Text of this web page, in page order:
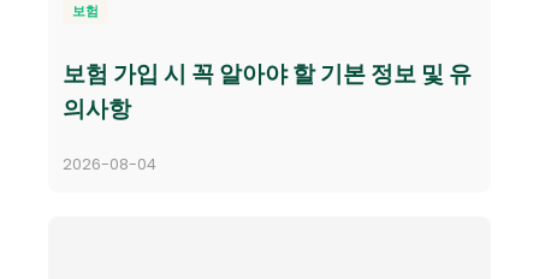
보험
보험 가입 시 꼭 알아야 할 기본 정보 및 유
의사항
2026-08-04